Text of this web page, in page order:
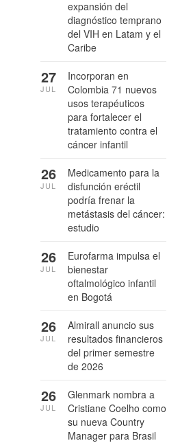
expansión del
diagnóstico temprano
del VIH en Latam y el
Caribe
Incorporan en
Colombia 71 nuevos
usos terapéuticos
para fortalecer el
tratamiento contra el
cáncer infantil
27
JUL
Medicamento para la
disfunción eréctil
podría frenar la
metástasis del cáncer:
estudio
26
JUL
Eurofarma impulsa el
bienestar
oftalmológico infantil
en Bogotá
26
JUL
Almirall anuncio sus
resultados financieros
del primer semestre
de 2026
26
JUL
Glenmark nombra a
Cristiane Coelho como
su nueva Country
Manager para Brasil
26
JUL